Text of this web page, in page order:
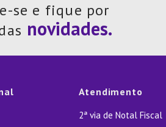
se e fique por
Atendimento
2ª via de Notal Fiscal